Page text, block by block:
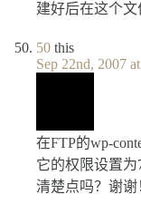
建好后在这个
50 this
Sep 22nd, 2007
在FTP的wp-
它的权限设置
清楚点吗？谢谢